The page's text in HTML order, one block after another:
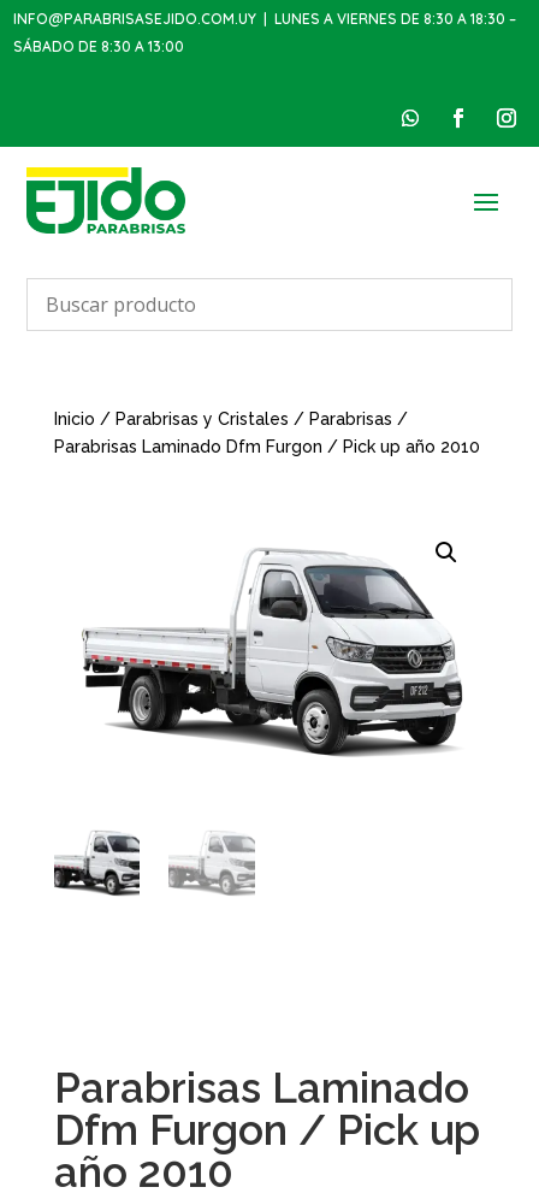
INFO@PARABRISASEJIDO.COM.UY | LUNES A VIERNES DE 8:30 A 18:30 –
SÁBADO DE 8:30 A 13:00
Inicio / Parabrisas y Cristales / Parabrisas /
Parabrisas Laminado Dfm Furgon / Pick up año 2010
Parabrisas Laminado
Dfm Furgon / Pick up
año 2010